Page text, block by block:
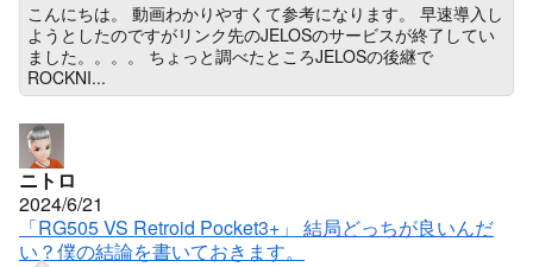
こんにちは。 動画わかりやすくて参考になります。 早速導入し
ようとしたのですがリンク先のJELOSのサービスが終了してい
ました。。。。 ちょっと調べたところJELOSの後継で
ROCKNI...
ニトロ
2024/6/21
「RG505 VS Retroid Pocket3+」 結局どっちが良いんだ
い？僕の結論を書いておきます。